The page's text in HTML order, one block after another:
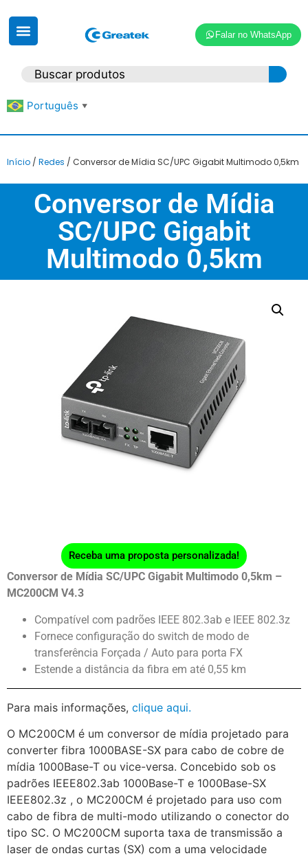
Falar no WhatsApp
Português ▼
Início / Redes / Conversor de Mídia SC/UPC Gigabit Multimodo 0,5km
Conversor de Mídia
SC/UPC Gigabit
Multimodo 0,5km
Receba uma proposta personalizada!
Conversor de Mídia SC/UPC Gigabit Multimodo 0,5km –
MC200CM V4.3
Compatível com padrões IEEE 802.3ab e IEEE 802.3z
Fornece configuração do switch de modo de
transferência Forçada / Auto para porta FX
Estende a distância da fibra em até 0,55 km
Para mais informações, clique aqui.
O MC200CM é um conversor de mídia projetado para
converter fibra 1000BASE-SX para cabo de cobre de
mídia 1000Base-T ou vice-versa. Concebido sob os
padrões IEEE802.3ab 1000Base-T e 1000Base-SX
IEEE802.3z , o MC200CM é projetado para uso com
cabo de fibra de multi-modo utilizando o conector do
tipo SC. O MC200CM suporta taxa de transmissão a
laser de ondas curtas (SX) com a uma velocidade